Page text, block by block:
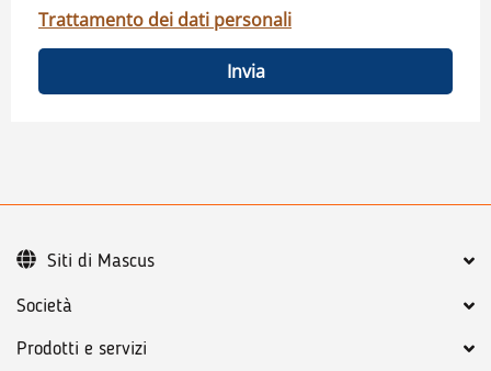
Trattamento dei dati personali
Invia
Società
Prodotti e servizi
Siti di Mascus